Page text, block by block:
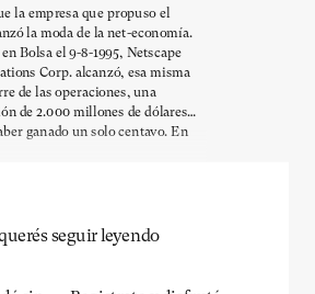
la empresa que propuso el
la moda de la net-economía.
Bolsa el 9-8-1995, Netscape
Corp. alcanzó, esa misma
de las operaciones, una
de 2.000 millones de dólares…
ganado un solo centavo. En
seguir leyendo